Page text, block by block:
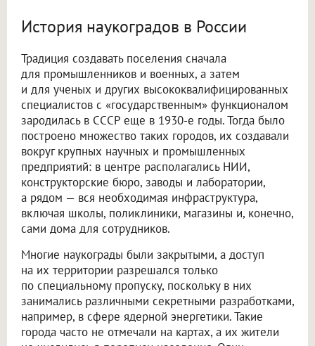
История наукоградов в России
Традиция создавать поселения сначала
для промышленников и военных, а затем
и для ученых и других высококвалифицированных
специалистов с «государственным» функционалом
зародилась в СССР еще в 1930-е годы. Тогда было
построено множество таких городов, их создавали
вокруг крупных научных и промышленных
предприятий: в центре располагались НИИ,
конструкторские бюро, заводы и лаборатории,
а рядом — вся необходимая инфраструктура,
включая школы, поликлиники, магазины и, конечно,
сами дома для сотрудников.
Многие наукограды были закрытыми, а доступ
на их территории разрешался только
по специальному пропуску, поскольку в них
занимались различными секретными разработками,
например, в сфере ядерной энергетики. Такие
города часто не отмечали на картах, а их жители